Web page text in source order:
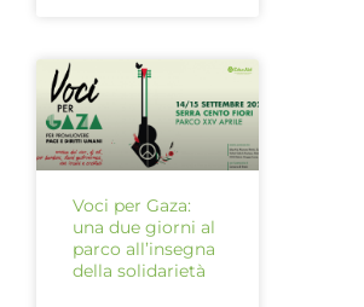
Voci per Gaza:
una due giorni al
parco all’insegna
della solidarietà